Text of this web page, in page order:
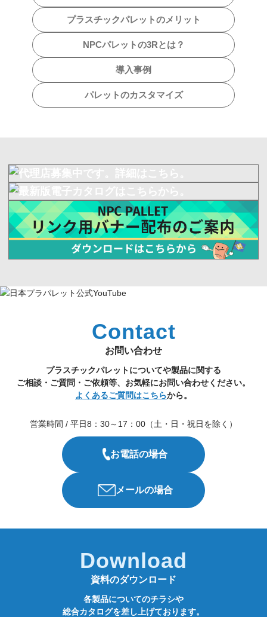
プラスチックパレットのメリット
NPCパレットの3Rとは？
導入事例
パレットのカスタマイズ
Contact
お問い合わせ
プラスチックパレットについてや製品に関する
ご相談・ご質問・ご依頼等、お気軽にお問い合わせください。
よくあるご質問はこちらから。
営業時間 / 平日8：30～17：00（土・日・祝日を除く）
お電話の場合
メールの場合
Download
資料のダウンロード
各製品についてのチラシや
総合カタログを差し上げております。